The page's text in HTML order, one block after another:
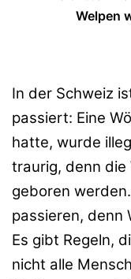
Welpen
In der Schweiz
passiert: Eine
hatte, wurde
traurig, denn die
geboren
passieren, denn
Es gibt Regeln,
nicht alle